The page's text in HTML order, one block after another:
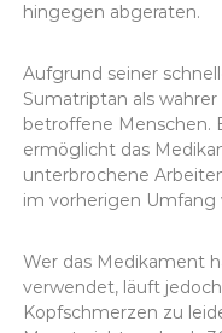
hingegen abgeraten.
Aufgrund seiner
Sumatriptan als
betroffene Menschen.
ermöglicht das
unterbrochene
im vorherigen Umfang
Wer das Medikament
verwendet, läuft
Kopfschmerzen zu